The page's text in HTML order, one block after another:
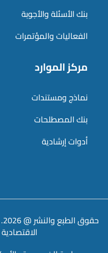
بنك الأسئلة والأجوبة
الفعاليات والمؤتمرات
مركز الموارد
نماذج ومستندات
بنك المصطلحات
أدوات إرشادية